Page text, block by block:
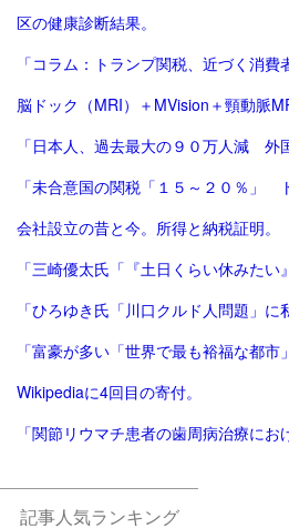
区の健康診断結果。
脳ドック（MRI）＋MVision＋頸動脈
会社設立の昔と今。所得と納税証明。
Wikipediaに4回目の寄付。
記事人気ランキング